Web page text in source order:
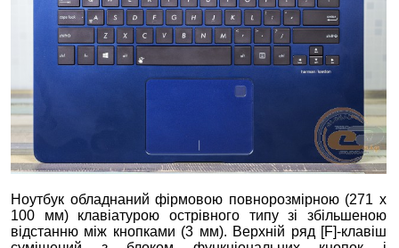
Ноутбук обладнаний фірмовою повнорозмірною (271 х
100 мм) клавіатурою острівного типу зі збільшеною
відстанню між кнопками (3 мм). Верхній ряд [F]-клавіш